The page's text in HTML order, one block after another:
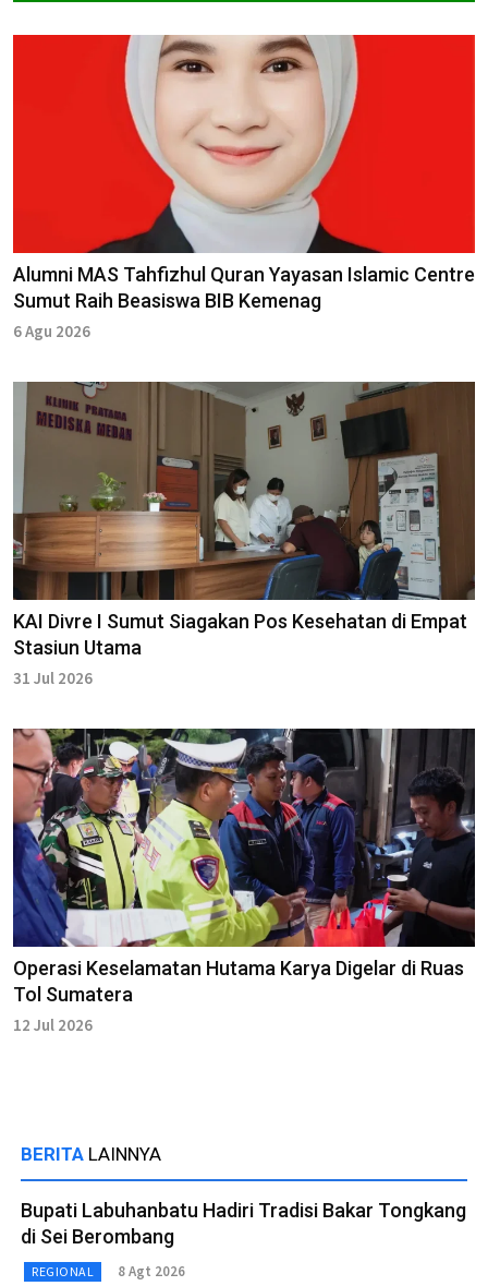
Alumni MAS Tahfizhul Quran Yayasan Islamic Centre
Sumut Raih Beasiswa BIB Kemenag
6 Agu 2026
KAI Divre I Sumut Siagakan Pos Kesehatan di Empat
Stasiun Utama
31 Jul 2026
Operasi Keselamatan Hutama Karya Digelar di Ruas
Tol Sumatera
12 Jul 2026
BERITA LAINNYA
Bupati Labuhanbatu Hadiri Tradisi Bakar Tongkang
di Sei Berombang
REGIONAL 8 Agt 2026